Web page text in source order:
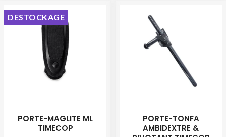
PORTE-MAGLITE ML
TIMECOP
DESTOCKAGE
PORTE-TONFA
AMBIDEXTRE &